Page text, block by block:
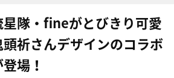
星隊・fineがとびきり可愛
頭祈さんデザインのコラボ
場！